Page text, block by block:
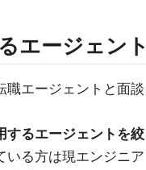
エージェン
職エージェントと面
するエージェントを
いる方は現エンジニ